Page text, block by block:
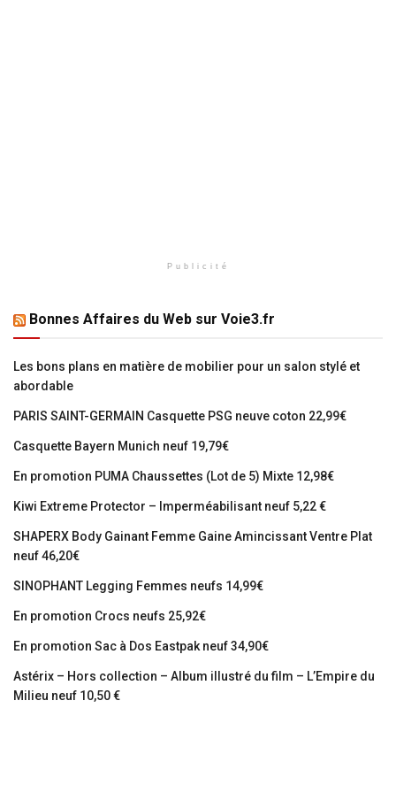
Publicité
Bonnes Affaires du Web sur Voie3.fr
Les bons plans en matière de mobilier pour un salon stylé et
abordable
PARIS SAINT-GERMAIN Casquette PSG neuve coton 22,99€
Casquette Bayern Munich neuf 19,79€
En promotion PUMA Chaussettes (Lot de 5) Mixte 12,98€
Kiwi Extreme Protector – Imperméabilisant neuf 5,22 €
SHAPERX Body Gainant Femme Gaine Amincissant Ventre Plat
neuf 46,20€
SINOPHANT Legging Femmes neufs 14,99€
En promotion Crocs neufs 25,92€
En promotion Sac à Dos Eastpak neuf 34,90€
Astérix – Hors collection – Album illustré du film – L’Empire du
Milieu neuf 10,50 €